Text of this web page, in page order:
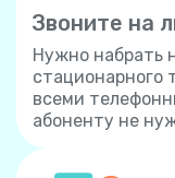
Звоните на
Нужно набрать
стационарного
всеми
абоненту не